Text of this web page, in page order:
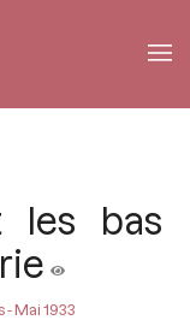
les bas
- Mai 1933